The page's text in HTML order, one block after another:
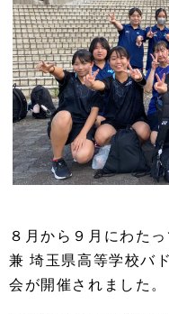
８月から９月にわた
兼 埼玉県高等学校バ
会が開催されました。